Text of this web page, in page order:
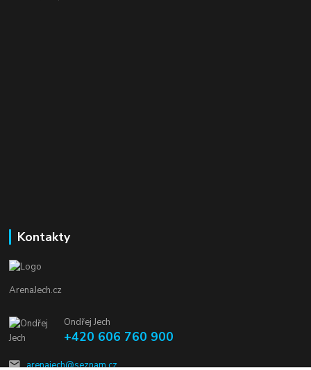
Kontakty
ArenaJech.cz
Ondřej Jech
+420 606 760 900
arenajech@seznam.cz